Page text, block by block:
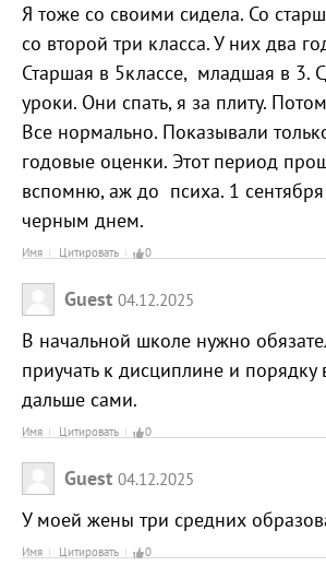
Я тоже со своими сидела. Со
со второй три класса. У них два
Старшая в 5классе, младшая в 3.
уроки. Они спать, я за плиту.
Все нормально. Показывали
годовые оценки. Этот период
вспомню, аж до психа. 1
черным днем.
Имя Цитировать 0
Guest 04.12.2025
В начальной школе нужно
приучать к дисциплине и порядку
дальше сами.
Имя Цитировать 0
Guest 04.12.2025
У моей жены три средних
Имя Цитировать 0